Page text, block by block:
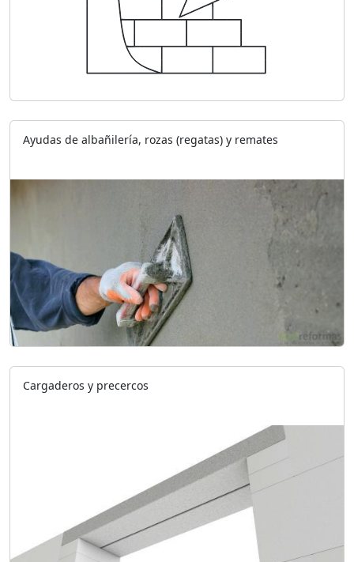
Ayudas de albañilería, rozas (regatas) y remates
Cargaderos y precercos